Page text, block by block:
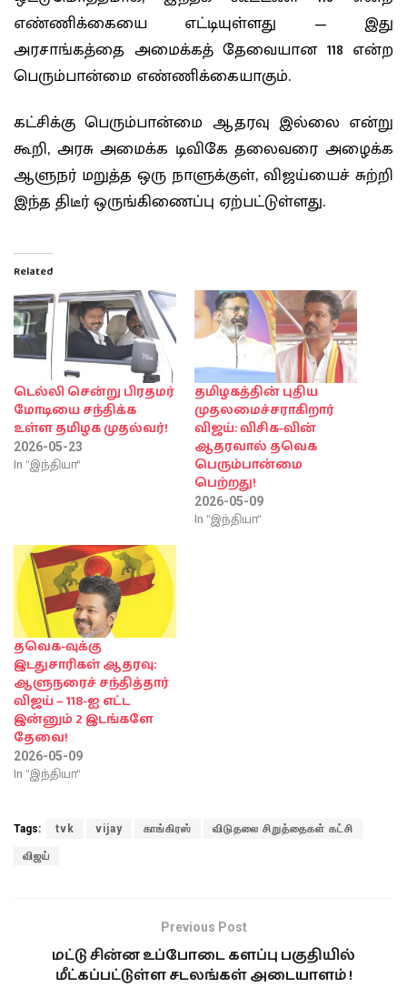
எண்ணிக்கையை எட்டியுள்ளது — இது
அரசாங்கத்தை அமைக்கத் தேவையான 118 என்ற
பெரும்பான்மை எண்ணிக்கையாகும்.
கட்சிக்கு பெரும்பான்மை ஆதரவு இல்லை என்று
கூறி, அரசு அமைக்க டிவிகே தலைவரை அழைக்க
ஆளுநர் மறுத்த ஒரு நாளுக்குள், விஜய்யைச் சுற்றி
இந்த திடீர் ஒருங்கிணைப்பு ஏற்பட்டுள்ளது.
Related
டெல்லி சென்று பிரதமர்
மோடியை சந்திக்க
உள்ள தமிழக முதல்வர்!
2026-05-23
In "இந்தியா"
தமிழகத்தின் புதிய
முதலமைச்சராகிறார்
விஜய்: விசிக-வின்
ஆதரவால் தவெக
பெரும்பான்மை
பெற்றது!
2026-05-09
In "இந்தியா"
தவெக-வுக்கு
இடதுசாரிகள் ஆதரவு:
ஆளுநரைச் சந்தித்தார்
விஜய் – 118-ஐ எட்ட
இன்னும் 2 இடங்களே
தேவை!
2026-05-09
In "இந்தியா"
Tags: tvk vijay காங்கிரஸ் விடுதலை சிறுத்தைகள் கட்சி
விஜய்
Previous Post
மட்டு சின்ன உப்போடை களப்பு பகுதியில்
மீட்கப்பட்டுள்ள சடலங்கள் அடையாளம் !